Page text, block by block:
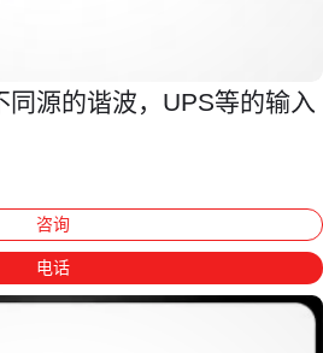
同源的谐波，UPS等的输入
咨询
电话